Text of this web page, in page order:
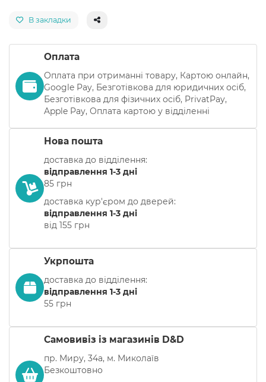
В закладки
Оплата
Оплата при отриманні товару, Картою онлайн,
Google Pay, Безготівкова для юридичних осіб,
Безготівкова для фізичних осіб, PrivatPay,
Apple Pay, Оплата картою у відділенні
Нова пошта
доставка до відділення:
відправлення 1-3 дні
85 грн
доставка кур'єром до дверей:
відправлення 1-3 дні
від 155 грн
Укрпошта
доставка до відділення:
відправлення 1-3 дні
55 грн
Самовивіз із магазинів D&D
пр. Миру, 34а, м. Миколаїв
Безкоштовно